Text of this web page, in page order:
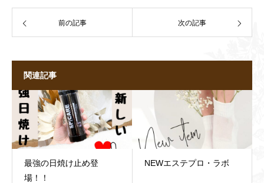
前の記事 次の記事
関連記事
最強の日焼け止め登
場！！
NEWエステプロ・ラボ